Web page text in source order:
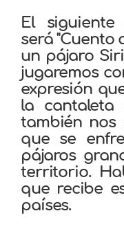
El siguiente
será "Cuento
un pájaro
jugaremos
expresión
la cantaleta
también nos
que se
pájaros
territorio.
que recibe
países.